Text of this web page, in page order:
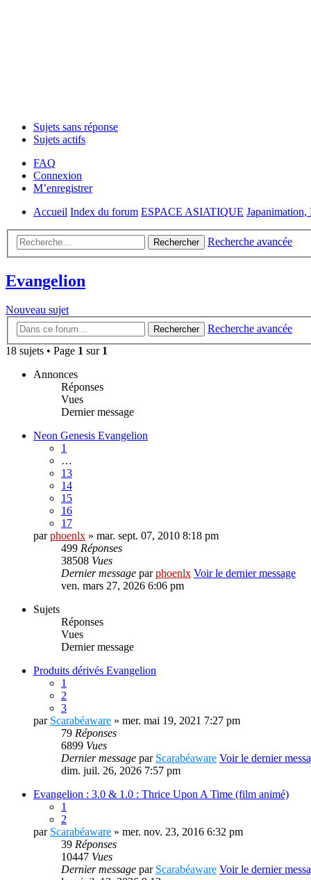
Sujets sans réponse
Sujets actifs
FAQ
Connexion
M’enregistrer
Accueil Index du forum ESPACE ASIATIQUE
Rechercher Recherche avancée
Evangelion
Nouveau sujet
Rechercher
Recherche avancée
18 sujets • Page 1 sur 1
Annonces
Réponses
Vues
Dernier message
Neon Genesis Evangelion
1
…
13
14
15
16
17
parphoenlx » mar. sept. 07, 2010 8:18 pm
499 Réponses
38508 Vues
Dernier message parphoenlx Voir le dernier message
ven. mars 27, 2026 6:06 pm
Sujets
Réponses
Vues
Dernier message
Produits dérivés Evangelion
1
2
3
par Scarabéaware » mer. mai 19, 2021 7:27 pm
79 Réponses
6899 Vues
Dernier message par Scarabéaware Voir le dernier
dim. juil. 26, 2026 7:57 pm
Evangelion : 3.0 & 1.0 : Thrice Upon A Time (film animé)
1
2
par Scarabéaware » mer. nov. 23, 2016 6:32 pm
39 Réponses
10447 Vues
Dernier message par Scarabéaware Voir le dernier